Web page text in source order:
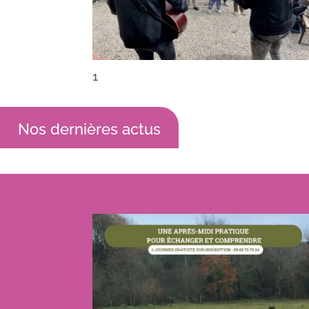
1
Nos dernières actus